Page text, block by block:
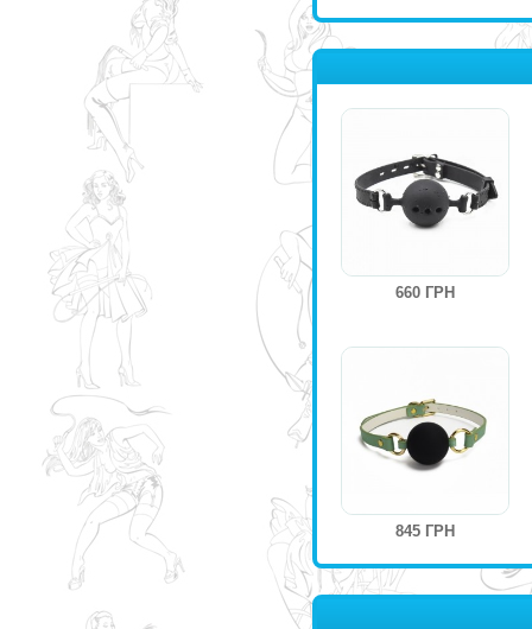
660 ГРН
845 ГРН